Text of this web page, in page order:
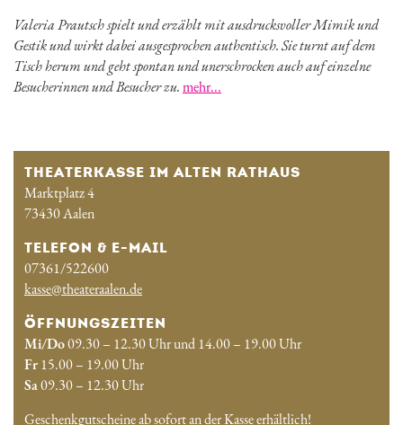
Valeria Prautsch spielt und erzählt mit ausdrucksvoller Mimik und
Gestik und wirkt dabei ausgesprochen authentisch. Sie turnt auf dem
Tisch herum und geht spontan und unerschrocken auch auf einzelne
Besucherinnen und Besucher zu.mehr...
THEATERKASSE IM ALTEN RATHAUS
Marktplatz 4
73430 Aalen
TELEFON & E-MAIL
07361/522600
kasse@theateraalen.de
ÖFFNUNGSZEITEN
Mi/Do09.30 – 12.30 Uhr und 14.00 – 19.00 Uhr
Fr15.00 – 19.00 Uhr
Sa09.30 – 12.30 Uhr
Geschenkgutscheine ab sofort an der Kasse erhältlich!